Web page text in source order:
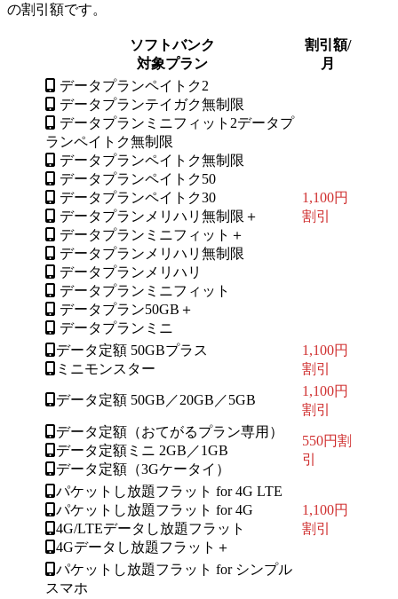
の割引額です。
ソフトバンク
対象プラン
割引額/
月
データプランペイトク2
データプランテイガク無制限
データプランミニフィット2データプ
ランペイトク無制限
データプランペイトク無制限
データプランペイトク50
データプランペイトク30
データプランメリハリ無制限＋
データプランミニフィット＋
データプランメリハリ無制限
データプランメリハリ
データプランミニフィット
データプラン50GB＋
データプランミニ
1,100円
割引
データ定額 50GBプラス
ミニモンスター
1,100円
割引
データ定額 50GB／20GB／5GB
1,100円
割引
データ定額（おてがるプラン専用）
データ定額ミニ 2GB／1GB
データ定額（3Gケータイ）
550円割
引
パケットし放題フラット for 4G LTE
パケットし放題フラット for 4G
4G/LTEデータし放題フラット
4Gデータし放題フラット＋
1,100円
割引
パケットし放題フラット for シンプル
スマホ